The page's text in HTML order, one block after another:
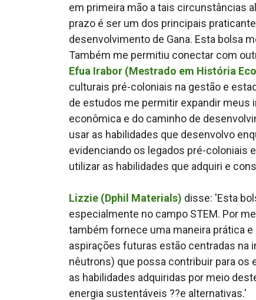
em primeira mão a tais circunstâncias
prazo é ser um dos principais
desenvolvimento de Gana. Esta bolsa
Também me permitiu conectar com
Efua Irabor (Mestrado em História
culturais pré-coloniais na gestão e
de estudos me permitir expandir meus
econômica e do caminho de
usar as habilidades que desenvolvo
evidenciando os legados pré-coloniais
utilizar as habilidades que adquiri e
Lizzie (Dphil Materials) disse: 'Esta
especialmente no campo STEM. Por
também fornece uma maneira prática
aspirações futuras estão centradas na
nêutrons) que possa contribuir para
as habilidades adquiridas por meio
energia sustentáveis ??e alternativas.'